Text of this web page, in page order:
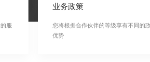
服
业务政策
您将根据合作伙伴的等级享有不同的
优势